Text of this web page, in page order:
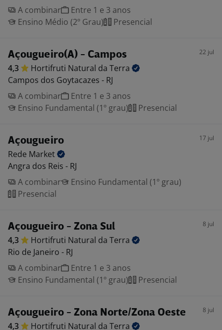
A combinar
Entre 1 e 3 anos
Ensino Médio (2º Grau)
Presencial
Açougueiro(A) - Campos 22 jul
4,3 Hortifruti Natural da Terra
Campos dos Goytacazes - RJ
A combinar
Entre 1 e 3 anos
Ensino Fundamental (1º grau)
Presencial
Açougueiro 17 jul
Rede Market
Angra dos Reis - RJ
A combinar
Ensino Fundamental (1º grau)
Presencial
Açougueiro - Zona Sul 8 jul
4,3 Hortifruti Natural da Terra
Rio de Janeiro - RJ
A combinar
Entre 1 e 3 anos
Ensino Fundamental (1º grau)
Presencial
Açougueiro - Zona Norte/Zona Oeste 8 jul
4,3 Hortifruti Natural da Terra